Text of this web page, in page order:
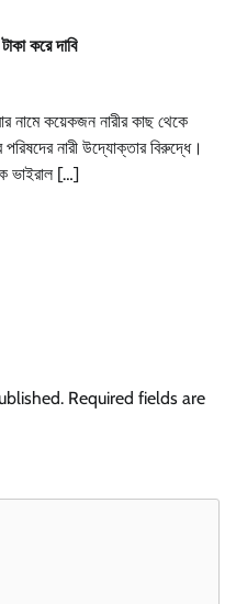
করে দাবি
নামে কয়েকজন নারীর কাছ থেকে
নারী উদ্যোক্তার বিরুদ্ধে।
ভাইরাল […]
Required fields are